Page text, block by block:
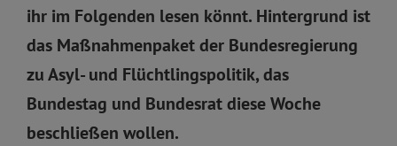
ihr im Folgenden lesen könnt. Hintergrund ist
das Maßnahmenpaket der Bundesregierung
zu Asyl- und Flüchtlingspolitik, das
Bundestag und Bundesrat diese Woche
beschließen wollen.